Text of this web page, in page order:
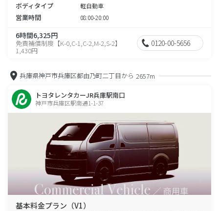
ボディタイプ 軽自動車
営業時間 08:00-20:00
6時間6,325円
免責補償制度【K-0,C-1,C-2,M-2,S-2】
1,430円
0120-00-5656
兵庫県神戸市兵庫区都由乃町二丁目から 2657m
トヨタレンタカーJR兵庫駅南口
神戸市兵庫区駅南通1-1-37
基本料金プラン（V1）